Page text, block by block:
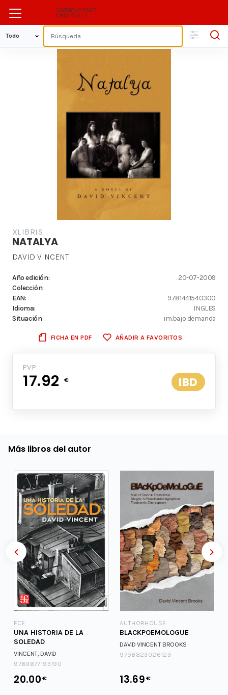
XLIBRIS
NATALYA
DAVID VINCENT
Año edición:
20-07-2009
Colección:
EAN:
9781441540300
Idioma:
INGLES
Situación
im.bajo demanda
FICHA EN PDF AÑADIR A FAVORITOS
PVP
17.92 € IBD
Más libros del autor
FCE
UNA HISTORIA DE LA
SOLEDAD
VINCENT, DAVID
9789877193190
20.00€
AUTHORHOUSE
BLACKPOEMOLOGUE
DAVID VINCENT BROOKS
9798823026123
13.69€